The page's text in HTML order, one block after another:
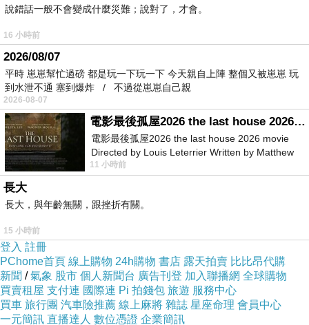
【SHISEIDO 資生堂】盼麗風姿抗皺24無痕眼霜 5ML x 2
商品網址:
商品功能:
說錯話一般不會變成什麼災難；說對了，才會。
16 小時前
2026/08/07
平時 崽崽幫忙過磅 都是玩一下玩一下 今天親自上陣 整個又被崽崽 玩
到水泄不通 塞到爆炸 / 不過從崽崽自己親
2026-08-07
電影最後孤屋2026 the last house 2026 movie
電影最後孤屋2026 the last house 2026 movie
Directed by Louis Leterrier Written by Matthew
Robinson Starring Greta Lee Wa
11 小時前
長大
長大，與年齡無關，跟挫折有關。
15 小時前
登入 註冊
PChome首頁 線上購物 24h購物 書店 露天拍賣 比比昂代購
新聞 /氣象 股市 個人新聞台 廣告刊登 加入聯播網 全球購物
買賣租屋 支付連 國際連 Pi 拍錢包 旅遊 服務中心
買車 旅行團 汽車險推薦 線上麻將 雜誌 星座命理 會員中心
一元簡訊 直播達人 數位憑證 企業簡訊